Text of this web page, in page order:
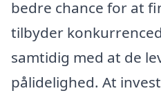
bedre chance for at
tilbyder
samtidig med at de
pålidelighed. At